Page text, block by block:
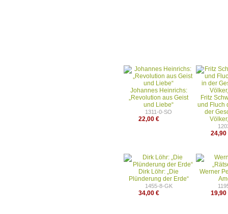
Johannes Heinrichs:
„Revolution aus Geist
und Liebe“
1311-0-SO
22,00 €
Fritz
und Fluch
der
24,90
Dirk Löhr: „Die
Plünderung der Erde“
1455-8-GK
34,00 €
Werner
19,90